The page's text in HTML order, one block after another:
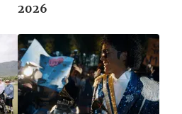
2026